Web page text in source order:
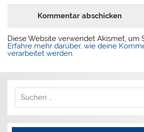
Diese Website verwendet Akismet, um
Erfahre mehr darüber, wie deine
verarbeitet werden.